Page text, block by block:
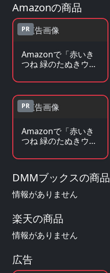
Amazonの商品
PR
Amazonで「赤いき
つね 緑のたぬきウェ
DVDを見る
PR
Amazonで「赤いき
つね 緑のたぬきウェ
説・ラノベを見る
DMMブックスの商品
情報がありません
楽天の商品
情報がありません
広告